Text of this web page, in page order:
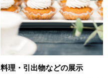
料理・引出物などの展示